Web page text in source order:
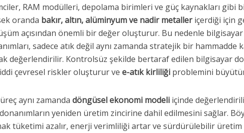
RAM modülleri, depolama birimleri ve güç kaynakları gibi
oranda bakır, altın, alüminyum ve nadir metalleriçerdiği için
açısından önemli bir değer oluşturur. Bu nedenle bilgisayar
sadece atık değil aynı zamanda stratejik bir hammadde
değerlendirilir. Kontrolsüz şekilde bertaraf edilen bilgisayar
çevresel riskler oluşturur ve e-atık kirliliği problemini
aynı zamanda döngüsel ekonomi modeli içinde
yeniden üretim zincirine dahil edilmesini sağlar.
tüketimi azalır, enerji verimliliği artar ve sürdürülebilir üretim